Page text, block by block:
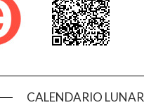
CALENDARIO LUNAR